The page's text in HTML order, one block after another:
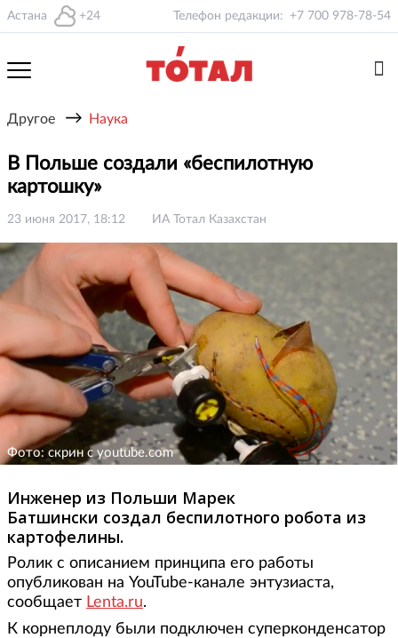
Астана +24 Телефон редакции: +7 700 978-78-54
Другое → Наука
В Польше создали «беспилотную
картошку»
23 июня 2017, 18:12 ИА Тотал Казахстан
Фото: скрин с youtube.com
Инженер из Польши Марек
Батшински создал беспилотного робота из
картофелины.
Ролик с описанием принципа его работы
опубликован на YouTube-канале энтузиаста,
сообщает Lenta.ru.
К корнеплоду были подключен суперконденсатор